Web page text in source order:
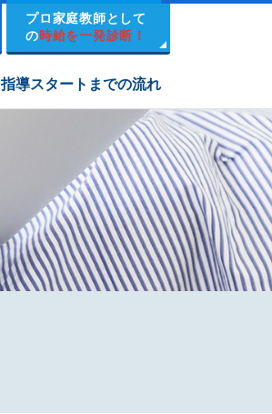
プロ家庭教師として
の時給を一発診断！
指導スタートまでの流れ